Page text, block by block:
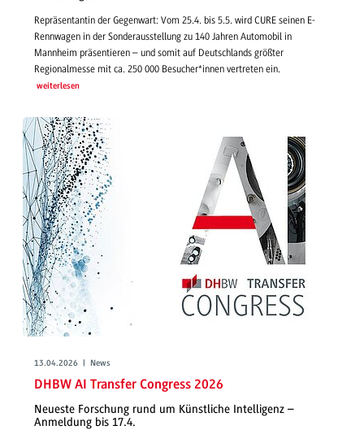
Repräsentantin der Gegenwart: Vom 25.4. bis 5.5. wird CURE seinen E-
Rennwagen in der Sonderausstellung zu 140 Jahren Automobil in
Mannheim präsentieren – und somit auf Deutschlands größter
Regionalmesse mit ca. 250 000 Besucher*innen vertreten ein.
weiterlesen
13.04.2026 | News
DHBW AI Transfer Congress 2026
Neueste Forschung rund um Künstliche Intelligenz –
Anmeldung bis 17.4.